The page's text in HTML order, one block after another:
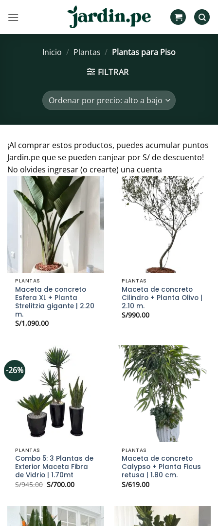
Inicio / Plantas / Plantas para Piso
FILTRAR
¡Al comprar estos productos, puedes acumular puntos
Jardin.pe que se pueden canjear por S/ de descuento!
No olvides ingresar (o crearte) una cuenta
PLANTAS
Maceta de concreto
Esfera XL + Planta
Strelitzia gigante | 2.20
m.
S/1,090.00
PLANTAS
Maceta de concreto
Cilindro + Planta Olivo |
2.10 m.
S/990.00
-26%
PLANTAS
Combo 5: 3 Plantas de
Exterior Maceta Fibra
de Vidrio | 1.70mt
S/945.00 El
precio
S/945.00.
S/700.00El
S/700.00.
PLANTAS
Maceta de concreto
Calypso + Planta Ficus
retusa | 1.80 cm.
S/619.00